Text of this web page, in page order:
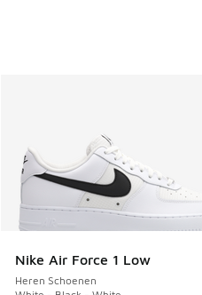
Nike Air Force 1 Low
Heren Schoenen